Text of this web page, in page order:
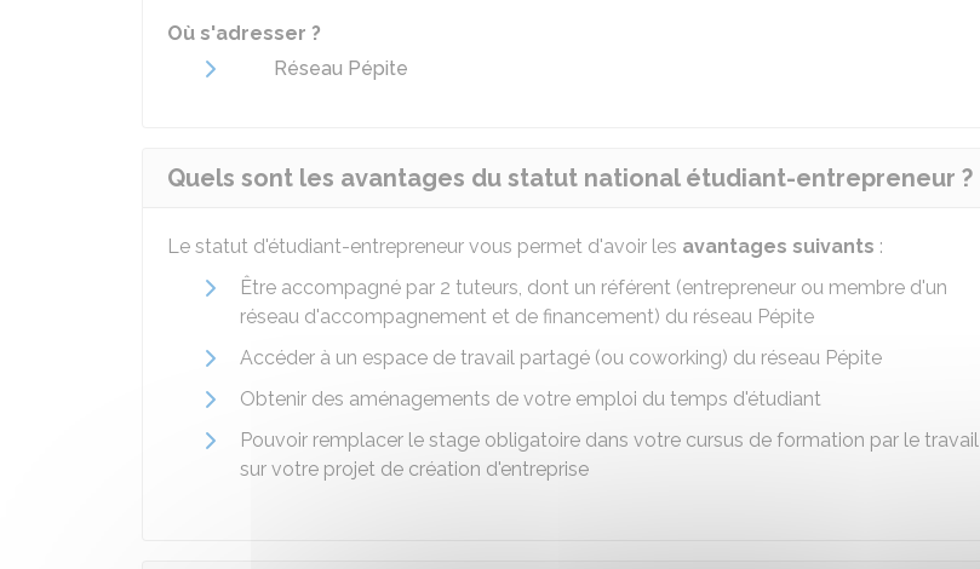
Où s'adresser ?
Réseau Pépite
Quels sont les avantages du statut national étudiant-entrepreneur ?
Le statut d'étudiant-entrepreneur vous permet d'avoir les avantages suivants :
Être accompagné par 2 tuteurs, dont un référent (entrepreneur ou membre d'un
réseau d'accompagnement et de financement) du réseau Pépite
Accéder à un espace de travail partagé (ou coworking) du réseau Pépite
Obtenir des aménagements de votre emploi du temps d'étudiant
Pouvoir remplacer le stage obligatoire dans votre cursus de formation par le travail
sur votre projet de création d'entreprise